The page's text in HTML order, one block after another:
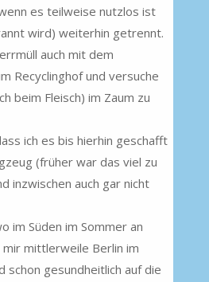
es teilweise nutzlos ist
wird) weiterhin getrennt.
auch mit dem
Recyclinghof und versuche
beim Fleisch) im Zaum zu
ich es bis hierhin geschafft
(früher war das viel zu
inzwischen auch gar nicht
im Süden im Sommer an
mittlerweile Berlin im
schon gesundheitlich auf die